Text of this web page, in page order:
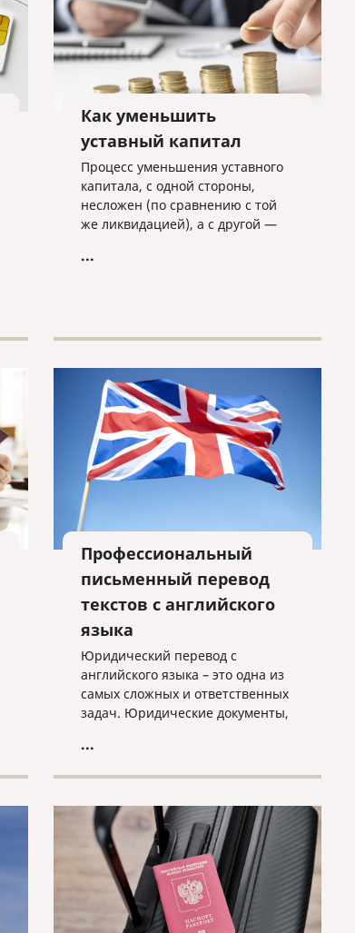
Как уменьшить
уставный капитал
Процесс уменьшения уставного
капитала, с одной стороны,
несложен (по сравнению с той
же ликвидацией), а с другой —
которые могут сильно усложнить
...
Профессиональный
письменный перевод
текстов с английского
языка
Юридический перевод с
английского языка – это одна из
самых сложных и ответственных
задач. Юридические документы,
судебные решения, патенты и
соблюдения юридической
терминологии и норм
законодательства.
...